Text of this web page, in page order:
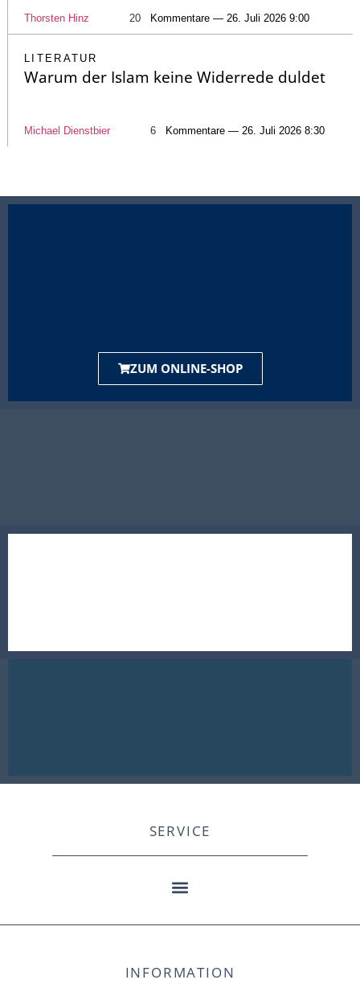
Thorsten Hinz 20 Kommentare — 26. Juli 2026 9:00
LITERATUR
Warum der Islam keine Widerrede duldet
Michael Dienstbier 6 Kommentare — 26. Juli 2026 8:30
ZUM ONLINE-SHOP
SERVICE
INFORMATION